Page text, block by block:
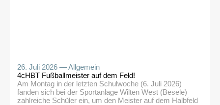
26. Juli 2026 —Allgemein
4cHBT Fußballmeister auf dem Feld!
Am Montag in der letzten Schulwoche (6. Juli 2026)
fanden sich bei der Sportanlage Wilten West (Besele)
zahlreiche Schüler ein, um den Meister auf dem Halbfeld